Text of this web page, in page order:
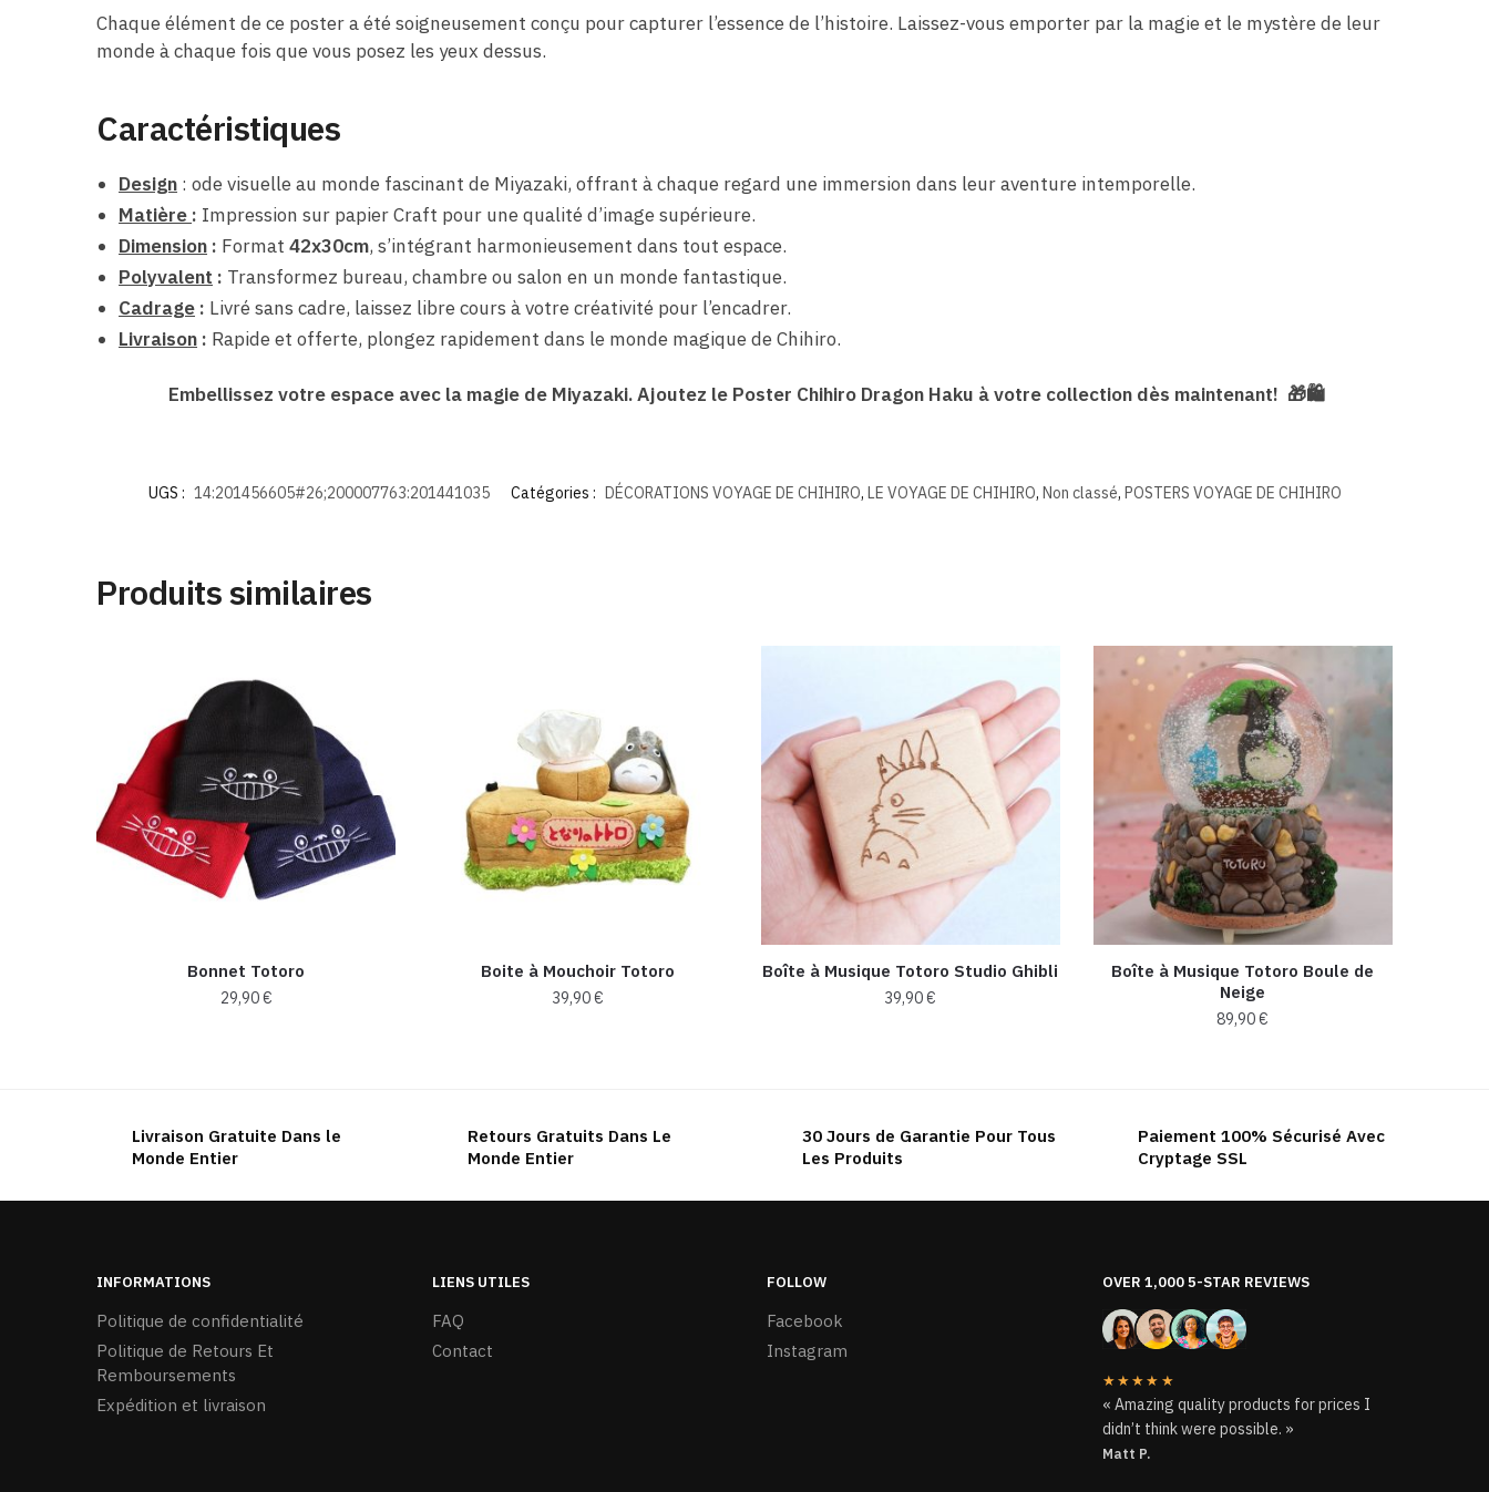
Chaque élément de ce poster a été soigneusement conçu pour capturer l’essence de l’histoire. Laissez-vous emporter par la magie et le mystère de leur
monde à chaque fois que vous posez les yeux dessus.
Caractéristiques
Design :ode visuelle au monde fascinant de Miyazaki, offrant à chaque regard une immersion dans leur aventure intemporelle.
Matière : Impression sur papier Craft pour une qualité d’image supérieure.
Dimension : Format42x30cm, s’intégrant harmonieusement dans tout espace.
Polyvalent : Transformez bureau, chambre ou salon en un monde fantastique.
Cadrage : Livré sans cadre, laissez libre cours à votre créativité pour l’encadrer.
Livraison : Rapide et offerte, plongez rapidement dans le monde magique de Chihiro.
Embellissez votre espace avec la magie de Miyazaki. Ajoutez le Poster Chihiro Dragon Haku à votre collection dès maintenant! 🎁🛍️
UGS : 14:201456605#26;200007763:201441035 Catégories : DÉCORATIONS VOYAGE DE CHIHIRO, LE VOYAGE DE CHIHIRO, Non classé, POSTERS VOYAGE DE CHIHIRO
Produits similaires
Bonnet Totoro
29,90€
variations.
options
sur
la
Boite à Mouchoir Totoro
39,90€
variations.
options
Boîte à Musique Totoro Studio Ghibli
39,90€
Boîte à Musique Totoro Boule de
Neige
89,90€
Livraison Gratuite Dans le
Monde Entier
Retours Gratuits Dans Le
Monde Entier
30 Jours de Garantie Pour Tous
Les Produits
Paiement 100% Sécurisé Avec
Cryptage SSL
INFORMATIONS
Politique de confidentialité
Politique de Retours Et
Remboursements
Expédition et livraison
LIENS UTILES
FAQ
Contact
FOLLOW
Facebook
Instagram
OVER 1,000 5-STAR REVIEWS
★★★★★
« Amazing quality products for prices I
didn’t think were possible. »
Matt P.